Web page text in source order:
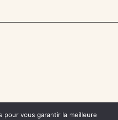
pour vous garantir la meilleure